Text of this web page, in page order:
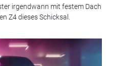
irgendwann mit festem Dach
Z4 dieses Schicksal.